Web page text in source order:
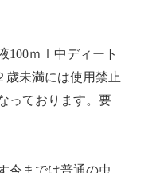
100ｍｌ中ディート
歳未満には使用禁止
っております。要
今までは普通の虫